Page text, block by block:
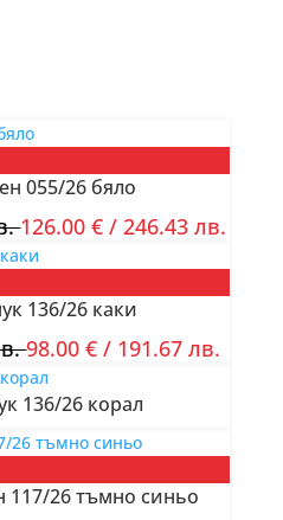
055/26 бяло
126.00€ / 246.43 лв.
136/26 каки
98.00€ / 191.67 лв.
136/26 корал
26 тъмно синьо